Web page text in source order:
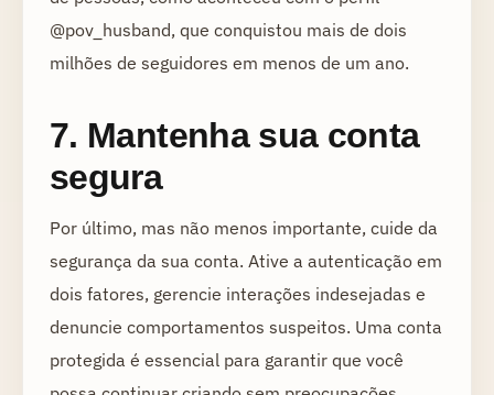
@pov_husband, que conquistou mais de dois
milhões de seguidores em menos de um ano.
7. Mantenha sua conta
segura
Por último, mas não menos importante, cuide da
segurança da sua conta. Ative a autenticação em
dois fatores, gerencie interações indesejadas e
denuncie comportamentos suspeitos. Uma conta
protegida é essencial para garantir que você